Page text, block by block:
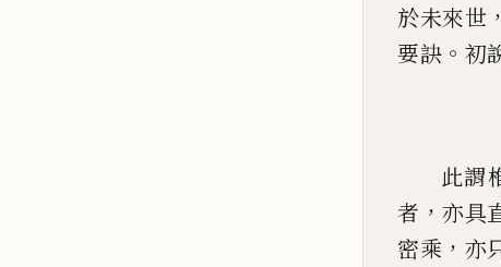
於未來世 ，
要訣 。 初
此謂
者 ，亦具
密乘 ， 亦